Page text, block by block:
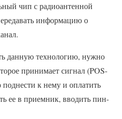
чип с радиоантенной
информацию о
данную технологию, нужно
принимает сигнал (POS-
к нему и оплатить
ее в приемник, вводить пин-